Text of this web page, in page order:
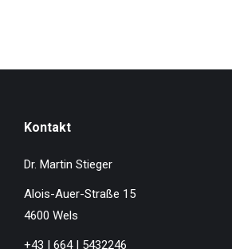
Kontakt
Dr. Martin Stieger
Alois-Auer-Straße 15
4600 Wels
+43 | 664 | 5432246